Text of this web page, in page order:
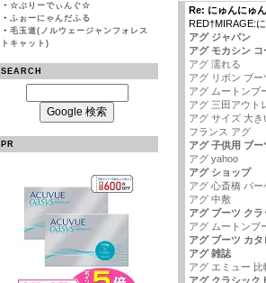
・ ☆ぶりーでぃんぐ☆
・ ふぉーにゃんだふる
・ 毛玉道(ノルウェージャンフォレス
トキャット)
SEARCH
PR
Re: にゅんにゅ
RED†MIRAGE:
アグ ジャパン
アグ モカシン
アグ 濡れる
アグ リボン ブー
アグ ムートンブ
アグ 三田アウト
アグ サイズ 大き
フランス アグ
アグ 子供用 ブー
アグ yahoo
アグ ショップ
アグ 心斎橋 バー
アグ 中敷
アグ ブーツ ク
アグ ムートンブ
アグ ブーツ カタ
アグ 雑誌
アグ エミュー 比
アグ クラシック